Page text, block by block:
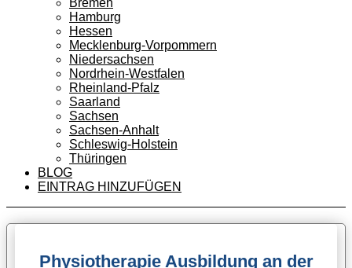
Bremen
Hamburg
Hessen
Mecklenburg-Vorpommern
Niedersachsen
Nordrhein-Westfalen
Rheinland-Pfalz
Saarland
Sachsen
Sachsen-Anhalt
Schleswig-Holstein
Thüringen
BLOG
EINTRAG HINZUFÜGEN
Physiotherapie Ausbildung an der